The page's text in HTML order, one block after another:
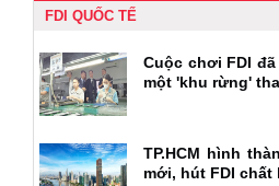
FDI QUỐC TẾ
Cuộc chơi FDI
một 'khu rừng'
TP.HCM hình
mới, hút FDI chất